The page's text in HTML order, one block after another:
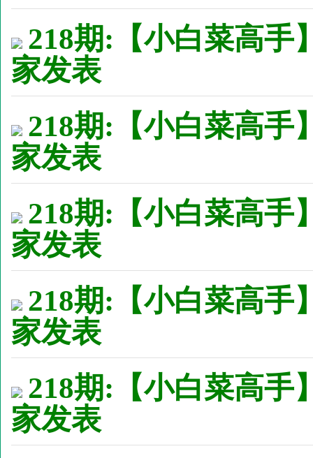
218期:【小白菜高手
家发表
218期:【小白菜高手
家发表
218期:【小白菜高手
家发表
218期:【小白菜高手
家发表
218期:【小白菜高手
家发表